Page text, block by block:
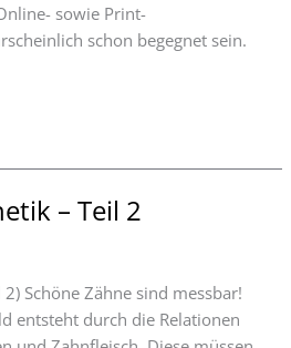
sowie Print-
schon begegnet sein.
– Teil 2
Schöne Zähne sind messbar!
entsteht durch die Relationen